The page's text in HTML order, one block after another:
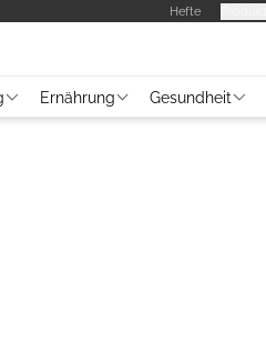
Hefte
Ernährung Gesundheit